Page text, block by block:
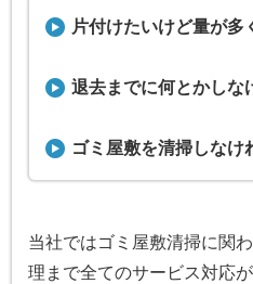
片付けたいけど量が多
退去までに何とかしな
ゴミ屋敷を清掃しなけ
当社ではゴミ屋敷清掃に関
理まで全てのサービス対応